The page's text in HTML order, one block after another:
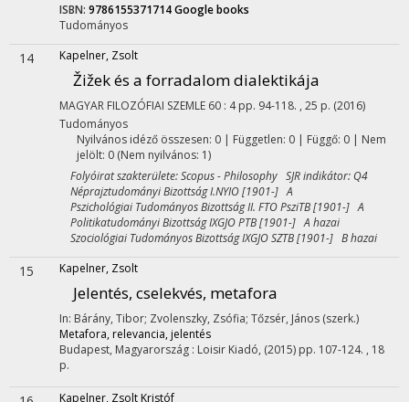
ISBN: 9786155371714Google books
Tudományos
14 Kapelner, Zsolt
Žižek és a forradalom dialektikája
MAGYAR FILOZÓFIAI SZEMLE 60 : 4 pp. 94-118. , 25 p. (2016)
Tudományos
Nyilvános idéző összesen: 0| Független: 0 | Függő: 0 | Nem
jelölt: 0 (Nem nyilvános: 1)
Folyóirat szakterülete: Scopus - Philosophy SJR indikátor: Q4
Néprajztudományi Bizottság I.NYIO [1901-] A
Pszichológiai Tudományos Bizottság II. FTO PsziTB [1901-] A
Politikatudományi Bizottság IXGJO PTB [1901-] A hazai
Szociológiai Tudományos Bizottság IXGJO SZTB [1901-] B hazai
15 Kapelner, Zsolt
Jelentés, cselekvés, metafora
In: Bárány, Tibor; Zvolenszky, Zsófia; Tőzsér, János (szerk.)
Metafora, relevancia, jelentés
Budapest, Magyarország : Loisir Kiadó, (2015) pp. 107-124. , 18
p.
Kapelner, Zsolt Kristóf